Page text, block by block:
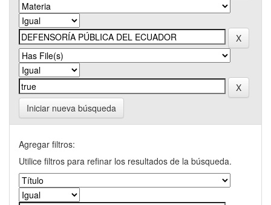
Iniciar nueva búsqueda
Agregar filtros:
Utilice filtros para refinar los resultados de la búsqueda.